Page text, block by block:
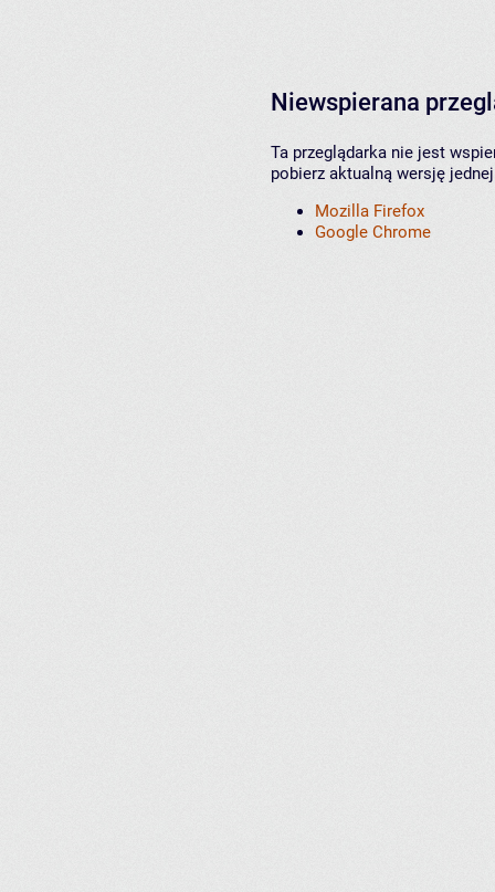
Niewspierana
Ta przeglądarka nie jest
pobierz aktualną wersję
Mozilla Firefox
Google Chrome